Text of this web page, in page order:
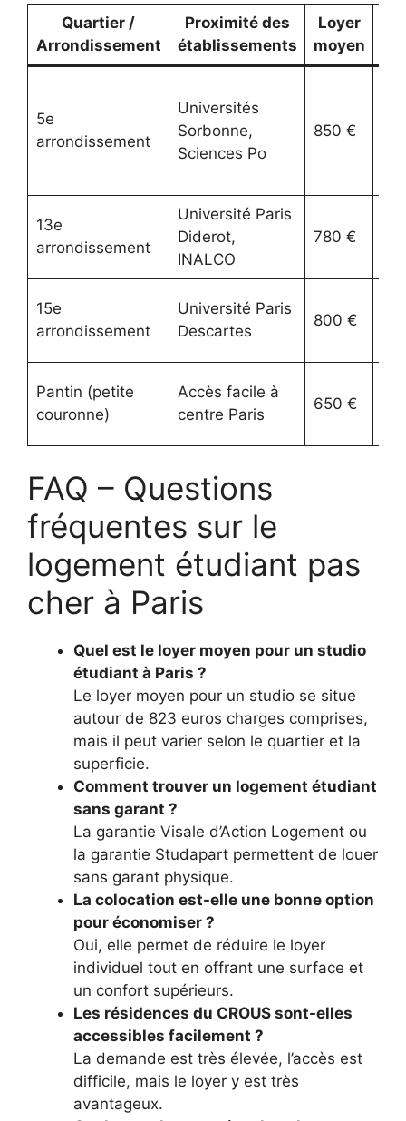
Quartier /
Arrondissement
Proximité des
établissements
Loyer
moyen
5e
arrondissement
Universités
Sorbonne,
Sciences Po
850 €
13e
arrondissement
Université Paris
Diderot,
INALCO
780 €
15e
arrondissement
Université Paris
Descartes
800 €
Pantin (petite
couronne)
Accès facile à
centre Paris
650 €
FAQ – Questions
fréquentes sur le
logement étudiant pas
cher à Paris
Quel est le loyer moyen pour un studio
étudiant à Paris ?
Le loyer moyen pour un studio se situe
autour de 823 euros charges comprises,
mais il peut varier selon le quartier et la
superficie.
Comment trouver un logement étudiant
sans garant ?
La garantie Visale d’Action Logement ou
la garantie Studapart permettent de louer
sans garant physique.
La colocation est-elle une bonne option
pour économiser ?
Oui, elle permet de réduire le loyer
individuel tout en offrant une surface et
un confort supérieurs.
Les résidences du CROUS sont-elles
accessibles facilement ?
La demande est très élevée, l’accès est
difficile, mais le loyer y est très
avantageux.